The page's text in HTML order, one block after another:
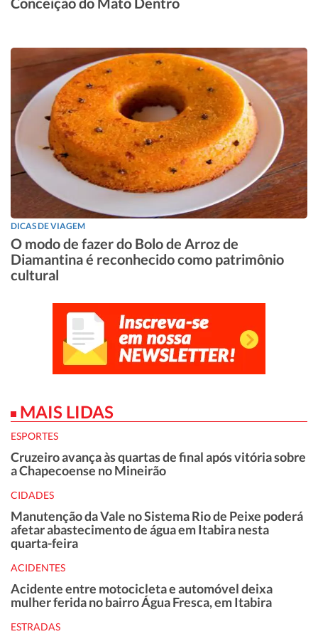
DICAS DE VIAGEM
O modo de fazer do Bolo de Arroz de
Diamantina é reconhecido como patrimônio
cultural
MAIS LIDAS
ESPORTES
Cruzeiro avança às quartas de final após vitória sobre
a Chapecoense no Mineirão
CIDADES
Manutenção da Vale no Sistema Rio de Peixe poderá
afetar abastecimento de água em Itabira nesta
quarta-feira
ACIDENTES
Acidente entre motocicleta e automóvel deixa
mulher ferida no bairro Água Fresca, em Itabira
ESTRADAS